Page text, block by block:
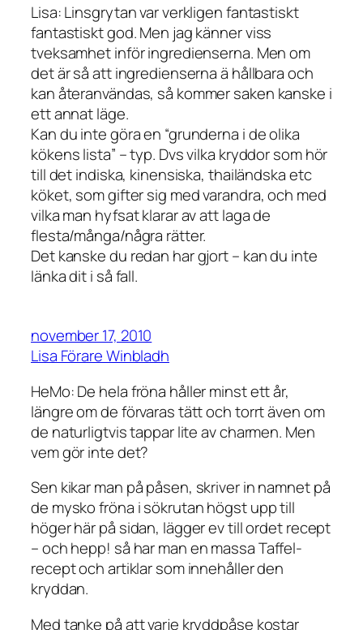
Lisa: Linsgrytan var verkligen fantastiskt
fantastiskt god. Men jag känner viss
tveksamhet inför ingredienserna. Men om
det är så att ingredienserna ä hållbara och
kan återanvändas, så kommer saken kanske i
ett annat läge.
Kan du inte göra en “grunderna i de olika
kökens lista” – typ. Dvs vilka kryddor som hör
till det indiska, kinensiska, thailändska etc
köket, som gifter sig med varandra, och med
vilka man hyfsat klarar av att laga de
flesta/många/några rätter.
Det kanske du redan har gjort – kan du inte
länka dit i så fall.
november 17, 2010
Lisa Förare Winbladh
HeMo: De hela fröna håller minst ett år,
längre om de förvaras tätt och torrt även om
de naturligtvis tappar lite av charmen. Men
vem gör inte det?
Sen kikar man på påsen, skriver in namnet på
de mysko fröna i sökrutan högst upp till
höger här på sidan, lägger ev till ordet recept
– och hepp! så har man en massa Taffel-
recept och artiklar som innehåller den
kryddan.
Med tanke på att varje kryddpåse kostar